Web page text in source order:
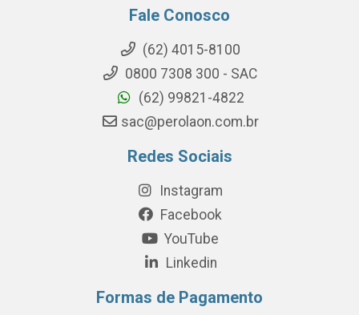
Fale Conosco
(62) 4015-8100
0800 7308 300 - SAC
(62) 99821-4822
sac@perolaon.com.br
Redes Sociais
Instagram
Facebook
YouTube
Linkedin
Formas de Pagamento